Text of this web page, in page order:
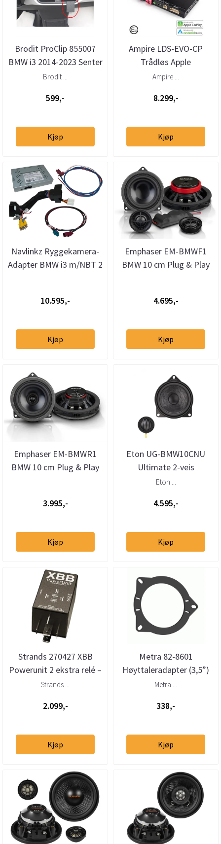
Brodit ProClip 855007
BMW i3 2014-2023 Senter
Brodit ...
599,-
Kjøp
Ampire LDS-EVO-CP
Trådløs Apple
Carplay/AndroidAuto
Ampire ...
8.299,-
Kjøp
Navlinkz Ryggekamera-
Adapter BMW i3 m/NBT 2
10.595,-
Kjøp
Emphaser EM-BMWF1
BMW 10 cm Plug & Play
4.695,-
Kjøp
Emphaser EM-BMWR1
BMW 10 cm Plug & Play
3.995,-
Kjøp
Eton UG-BMW10CNU
Ultimate 2-veis
Senterhøyttaler BMW
Eton ...
4.595,-
Kjøp
Strands 270427 XBB
Powerunit 2 ekstra relé –
2 utganger (12–24V)
Strands ...
2.099,-
Kjøp
Metra 82-8601
Høyttaleradapter (3,5”)
BMW/Porsche/Land
Metra ...
338,-
Kjøp